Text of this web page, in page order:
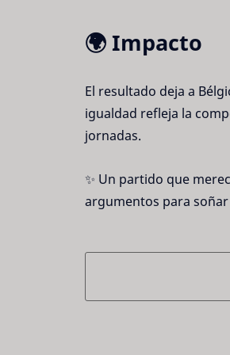
🌍 Impacto
El resultado deja a
igualdad refleja la
jornadas.
✨ Un partido que
argumentos para